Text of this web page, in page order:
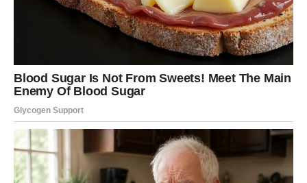
Vrijeme je da iskoristite sreću
koja vam dolazi
Zvijezde jasno pokazuju da se pred vama otvara period
kakav se ne događa često.
Pravi ljudi pojavljivaće se u pravom trenutku, mnoge
okolnosti razvijaće se u vašu korist, a svaki novi korak